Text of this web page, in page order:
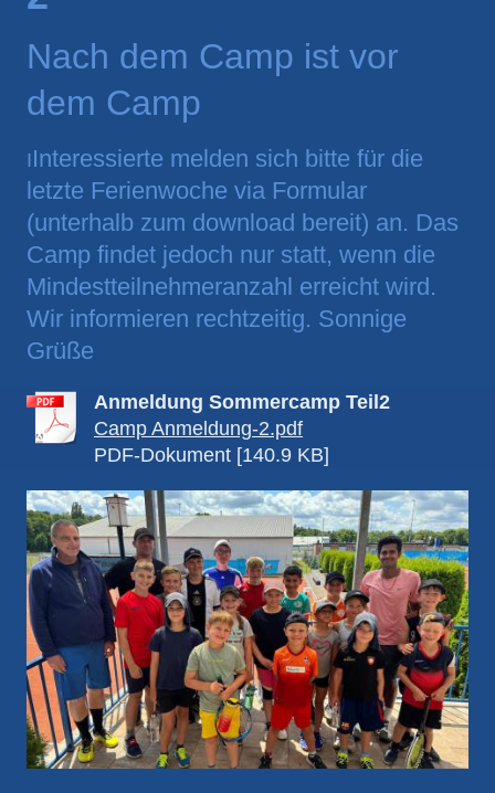
Nach dem Camp ist vor
dem Camp
IInteressierte melden sich bitte für die
letzte Ferienwoche via Formular
(unterhalb zum download bereit) an. Das
Camp findet jedoch nur statt, wenn die
Mindestteilnehmeranzahl erreicht wird.
Wir informieren rechtzeitig. Sonnige
Grüße
Anmeldung Sommercamp Teil2
Camp Anmeldung-2.pdf
PDF-Dokument [140.9 KB]